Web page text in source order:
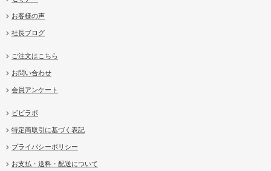
お客様の声
社長ブログ
ご注文はこちら
お問い合わせ
会員アンケート
ビビラボ
特定商取引に基づく表記
プライバシーポリシー
お支払・送料・配送について